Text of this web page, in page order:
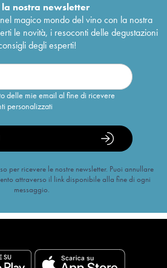
la nostra newsletter
magico mondo del vino con la nostra
le novità, i resoconti delle degustazioni
degli esperti!
delle mie email al fine di ricevere
personalizzati
per ricevere le nostre newsletter. Puoi annullare
attraverso il link disponibile alla fine di ogni
messaggio.